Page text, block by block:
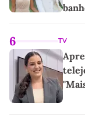
6 TV